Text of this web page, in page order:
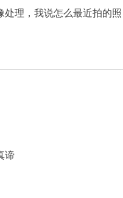
理，我说怎么最近拍的照
谛